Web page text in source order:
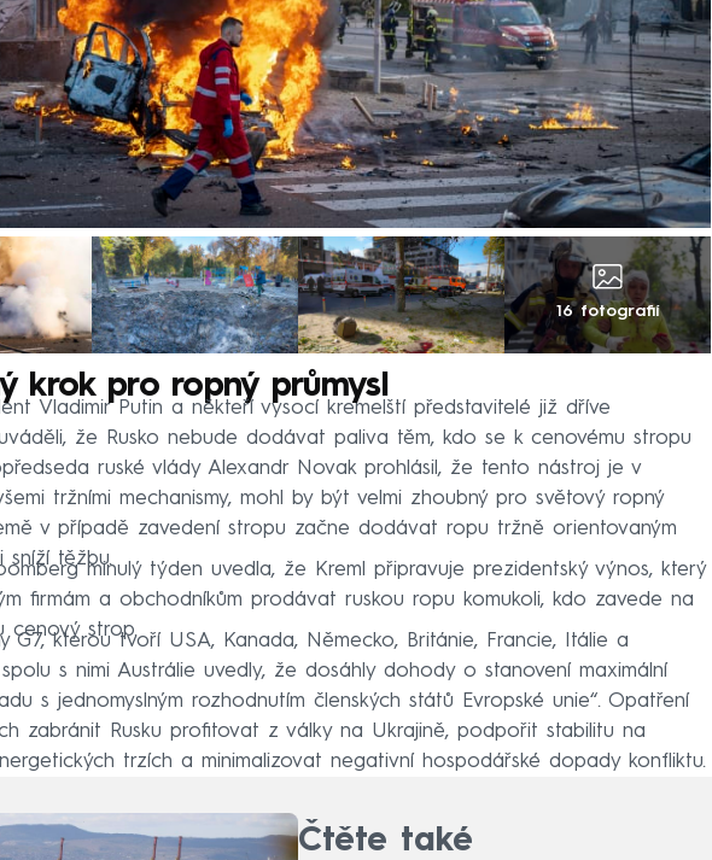
16 fotografií
krok pro ropný průmysl
Vladimir Putin a někteří vysocí kremelští představitelé již dříve
že Rusko nebude dodávat paliva těm, kdo se k cenovému stropu
ruské vlády Alexandr Novak prohlásil, že tento nástroj je v
tržními mechanismy, mohl by být velmi zhoubný pro světový ropný
v případě zavedení stropu začne dodávat ropu tržně orientovaným
sníží těžbu.
minulý týden uvedla, že Kreml připravuje prezidentský výnos, který
firmám a obchodníkům prodávat ruskou ropu komukoli, kdo zavede na
cenový strop.
G7, kterou tvoří USA, Kanada, Německo, Británie, Francie, Itálie a
s nimi Austrálie uvedly, že dosáhly dohody o stanovení maximální
s jednomyslným rozhodnutím členských států Evropské unie“. Opatření
zabránit Rusku profitovat z války na Ukrajině, podpořit stabilitu na
trzích a minimalizovat negativní hospodářské dopady konfliktu.
Čtěte také